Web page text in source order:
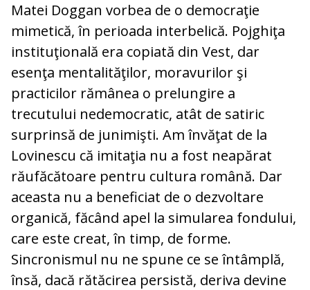
Matei Doggan vorbea de o democraţie
mimetică, în perioada interbelică. Pojghiţa
instituţională era copiată din Vest, dar
esenţa mentalităţilor, moravurilor şi
practicilor rămânea o prelungire a
trecutului nedemocratic, atât de satiric
surprinsă de junimişti. Am învăţat de la
Lovinescu că imitaţia nu a fost neapărat
răufăcătoare pentru cultura română. Dar
aceasta nu a beneficiat de o dezvoltare
organică, făcând apel la simularea fondului,
care este creat, în timp, de forme.
Sincronismul nu ne spune ce se întâmplă,
însă, dacă rătăcirea persistă, deriva devine